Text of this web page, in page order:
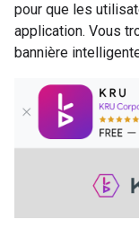
pour que les
application. Vous
bannière